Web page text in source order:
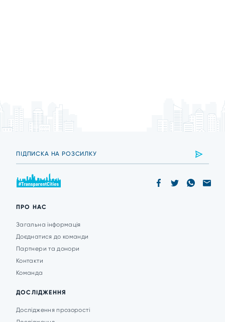
ПРО НАС
Загальна інформація
Доєднатися до команди
Партнери та донори
Контакти
Команда
ДОСЛІДЖЕННЯ
Дослідження прозорості